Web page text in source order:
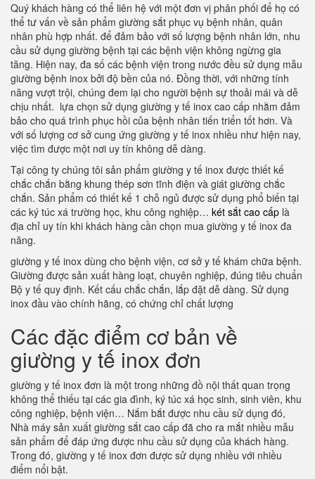
Quý khách hàng có thể liên hệ với một đơn vị phân phối để họ có
thể tư vấn về sản phẩm giường sắt phục vụ bệnh nhân, quân
nhân phù hợp nhất. để đảm bảo với số lượng bệnh nhân lớn, nhu
cầu sử dụng giường bệnh tại các bệnh viện không ngừng gia
tăng. Hiện nay, đa số các bệnh viện trong nước đều sử dụng mẫu
giường bệnh inox bởi độ bền của nó. Đồng thời, với những tính
năng vượt trội, chúng đem lại cho người bệnh sự thoải mái và dễ
chịu nhất. lựa chọn sử dụng giường y tế inox cao cấp nhằm đảm
bảo cho quá trình phục hồi của bệnh nhân tiến triển tốt hơn. Và
với số lượng cơ sở cung ứng giường y tế inox nhiều như hiện nay,
việc tìm được một nơi uy tín không dễ dàng.
Tại công ty chúng tôi sản phẩm giường y tế inox được thiết kế
chắc chắn bằng khung thép sơn tĩnh điện và giát giường chắc
chắn. Sản phẩm có thiết kế 1 chỗ ngủ được sử dụng phổ biến tại
các ký túc xá trường học, khu công nghiệp… két sắt cao cấp là
địa chỉ uy tín khi khách hàng cần chọn mua giường y tế inox đa
năng.
giường y tế inox dùng cho bệnh viện, cơ sở y tế khám chữa bệnh.
Giường được sản xuất hàng loạt, chuyên nghiệp, đúng tiêu chuẩn
Bộ y tế quy định. Kết cấu chắc chắn, lắp đặt dễ dàng. Sử dụng
inox đầu vào chính hãng, có chứng chỉ chất lượng
Các đặc điểm cơ bản về
giường y tế inox đơn
giường y tế inox đơn là một trong những đồ nội thất quan trọng
không thể thiếu tại các gia đình, ký túc xá học sinh, sinh viên, khu
công nghiệp, bệnh viện… Nắm bắt được nhu cầu sử dụng đó,
Nhà máy sản xuất giường sắt cao cấp đã cho ra mắt nhiều mẫu
sản phẩm để đáp ứng được nhu cầu sử dụng của khách hàng.
Trong đó, giường y tế inox đơn được sử dụng nhiều với nhiều
điểm nổi bật.